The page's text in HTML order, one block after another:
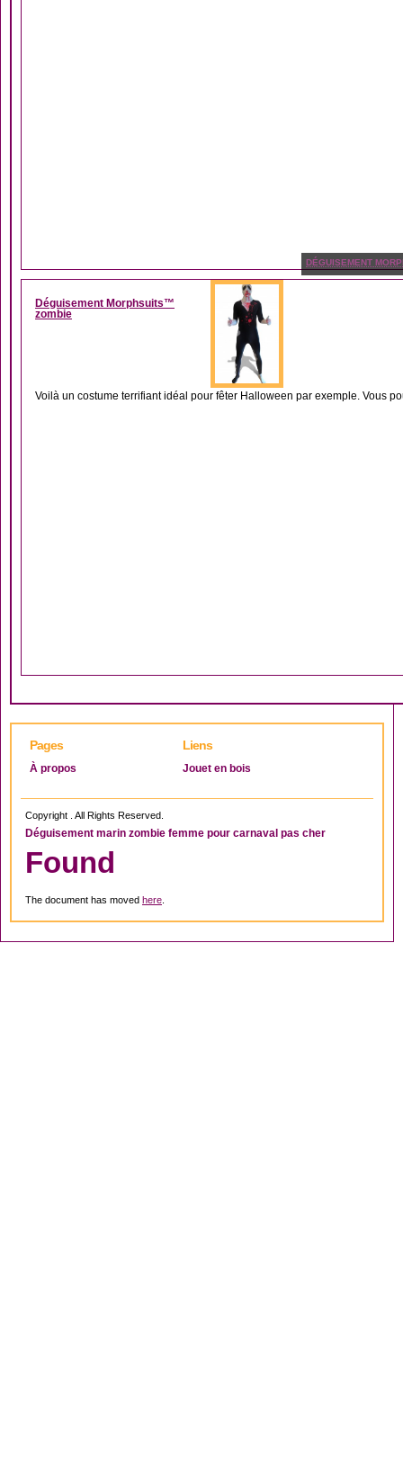
DÉGUISEMENT
Déguisement Morphsuits™
zombie
Voilà un costume terrifiant idéal pour fêter Halloween par exemple. Vous
Pages
À propos
Liens
Jouet en bois
Copyright . All Rights Reserved.
Déguisement marin zombie femme pour carnaval pas cher
Found
The document has moved here